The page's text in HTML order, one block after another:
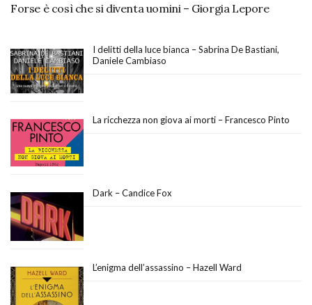
Forse è così che si diventa uomini – Giorgia Lepore
I delitti della luce bianca – Sabrina De Bastiani,
Daniele Cambiaso
La ricchezza non giova ai morti – Francesco Pinto
Dark – Candice Fox
L’enigma dell’assassino – Hazell Ward